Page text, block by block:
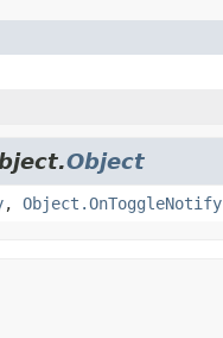
Object
, Object.OnToggleNotify